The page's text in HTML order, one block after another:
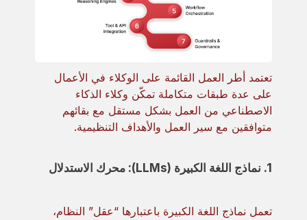
تعتمد أطر العمل القائمة على الوكلاء في الأعمال
على عدة طبقات متكاملة تمكّن وكلاء الذكاء
الاصطناعي من العمل بشكل مستقل مع بقائهم
متوافقين مع سير العمل والأهداف التنظيمية.
1. نماذج اللغة الكبيرة (LLMs): محرك الاستدلال
تعمل نماذج اللغة الكبيرة باعتبارها “عقل” النظام،